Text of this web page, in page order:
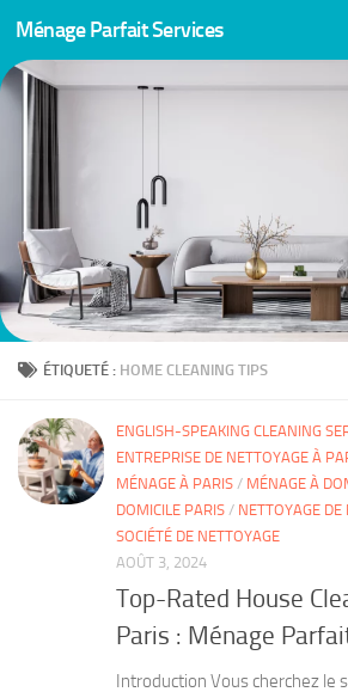
Skip to content
Ménage Parfait Services
ÉTIQUETÉ : HOME CLEANING TIPS
ENGLISH-SPEAKING CLEANING
ENTREPRISE DE NETTOYAGE À
MÉNAGE À PARIS / MÉNAGE À
DOMICILE PARIS / NETTOYAGE
SOCIÉTÉ DE NETTOYAGE
AOÛT 3, 2024
Top-Rated House
Paris : Ménage
Introduction Vous cherchez le